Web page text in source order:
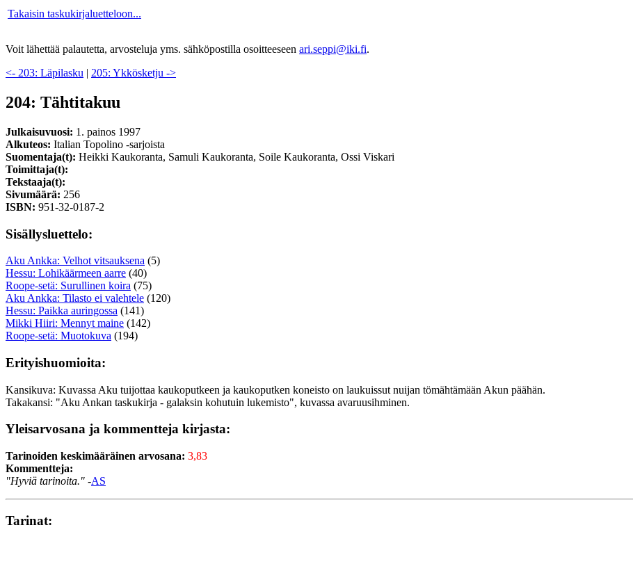
Takaisin taskukirjaluetteloon...
Voit lähettää palautetta, arvosteluja yms. sähköpostilla osoitteeseen ari.seppi@iki.fi.
<- 203: Läpilasku | 205: Ykkösketju ->
204: Tähtitakuu
Julkaisuvuosi: 1. painos 1997
Alkuteos: Italian Topolino -sarjoista
Suomentaja(t): Heikki Kaukoranta, Samuli Kaukoranta, Soile Kaukoranta, Ossi Viskari
Toimittaja(t):
Tekstaaja(t):
Sivumäärä: 256
ISBN: 951-32-0187-2
Sisällysluettelo:
Aku Ankka: Velhot vitsauksena (5)
Hessu: Lohikäärmeen aarre (40)
Roope-setä: Surullinen koira (75)
Aku Ankka: Tilasto ei valehtele (120)
Hessu: Paikka auringossa (141)
Mikki Hiiri: Mennyt maine (142)
Roope-setä: Muotokuva (194)
Erityishuomioita:
Kansikuva: Kuvassa Aku tuijottaa kaukoputkeen ja kaukoputken koneisto on laukuissut nuijan tömähtämään Akun päähän.
Takakansi: "Aku Ankan taskukirja - galaksin kohutuin lukemisto", kuvassa avaruusihminen.
Yleisarvosana ja kommentteja kirjasta:
Tarinoiden keskimääräinen arvosana: 3,83
Kommentteja:
"Hyviä tarinoita." -AS
Tarinat: